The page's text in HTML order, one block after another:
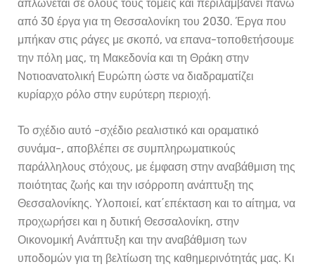
απλώνεται σε όλους τους τομείς και περιλαμβάνει πάνω
από 30 έργα για τη Θεσσαλονίκη του 2030. Έργα που
μπήκαν στις ράγες με σκοπό, να επανα-τοποθετήσουμε
την πόλη μας, τη Μακεδονία και τη Θράκη στην
Νοτιοανατολική Ευρώπη ώστε να διαδραματίζει
κυρίαρχο ρόλο στην ευρύτερη περιοχή.
Το σχέδιο αυτό -σχέδιο ρεαλιστικό και οραματικό
συνάμα-, αποβλέπει σε συμπληρωματικούς
παράλληλους στόχους, με έμφαση στην αναβάθμιση της
ποιότητας ζωής και την ισόρροπη ανάπτυξη της
Θεσσαλονίκης. Υλοποιεί, κατ΄επέκταση και το αίτημα, να
προχωρήσει και η δυτική Θεσσαλονίκη, στην
Οικονομική Ανάπτυξη και την αναβάθμιση των
υποδομών για τη βελτίωση της καθημερινότητάς μας. Κι